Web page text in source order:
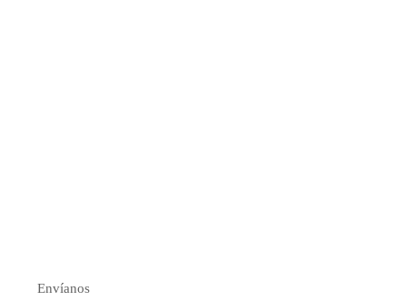
Envíanos